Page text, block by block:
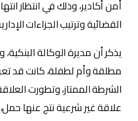
أمن أكادير، وذلك في انتظار
القضائية وترتيب الجزاءات
يذكر أن مديرة الوكالة
مطلقة وأم لطفلة، كانت قد
الشرطة الممتاز، وتطورت
علاقة غير شرعية نتج عنها